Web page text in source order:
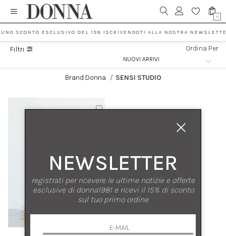
0
SCONTO ESCLUSIVO DEL 15% ISCRIVENDOTI ALLA NOSTRA
Filtri Ordina Per
Brand Donna / SENSI STUDIO
NEWSLETTER
registrati per ricevere le ultime notizie e offerte
esclusive di donna1981 e ricevi il 15% di sconto
sul tuo primo ordine